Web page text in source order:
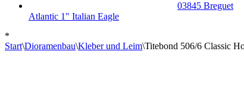
03845 Breguet
Atlantic 1″ Italian Eagle
*
Start\Dioramenbau\Kleber und Leim\Titebond 506/6 Classic